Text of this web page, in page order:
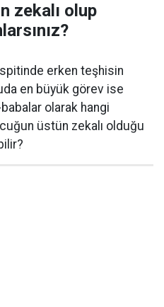
zekalı olup
erken teşhisin
en büyük görev ise
olarak hangi
üstün zekalı olduğu